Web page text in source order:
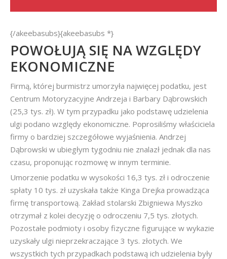
{/akeebasubs}{akeebasubs *}
POWOŁUJĄ SIĘ NA WZGLĘDY
EKONOMICZNE
Firmą, której burmistrz umorzyła najwięcej podatku, jest
Centrum Motoryzacyjne Andrzeja i Barbary Dąbrowskich
(25,3 tys. zł). W tym przypadku jako podstawę udzielenia
ulgi podano względy ekonomiczne. Poprosiliśmy właściciela
firmy o bardziej szczegółowe wyjaśnienia. Andrzej
Dąbrowski w ubiegłym tygodniu nie znalazł jednak dla nas
czasu, proponując rozmowę w innym terminie.
Umorzenie podatku w wysokości 16,3 tys. zł i odroczenie
spłaty 10 tys. zł uzyskała także Kinga Drejka prowadząca
firmę transportową. Zakład stolarski Zbigniewa Myszko
otrzymał z kolei decyzję o odroczeniu 7,5 tys. złotych.
Pozostałe podmioty i osoby fizyczne figurujące w wykazie
uzyskały ulgi nieprzekraczające 3 tys. złotych. We
wszystkich tych przypadkach podstawą ich udzielenia były